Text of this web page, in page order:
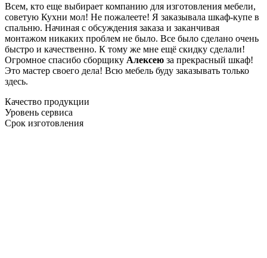
Всем, кто еще выбирает компанию для изготовления мебели,
советую Кухни мол! Не пожалеете! Я заказывала шкаф-купе в
спальню. Начиная с обсуждения заказа и заканчивая
монтажом никаких проблем не было. Все было сделано очень
быстро и качественно. К тому же мне ещё скидку сделали!
Огромное спасибо сборщику Алексею за прекрасный шкаф!
Это мастер своего дела! Всю мебель буду заказывать только
здесь.
Качество продукции
Уровень сервиса
Срок изготовления